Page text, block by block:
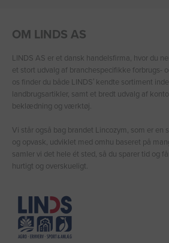
OM LINDS AS
LINDS AS er et dansk handelsfirma, hvor du
et stort udvalg af branchespecifikke forbrugs-
os finder du både LINDS′ kendte sortiment
landbrugsartikler, samt et bredt udvalg af
beklædning og værktøj.
Vi står også bag brandet Lincozym, som er en
og opvask, udviklet med omhu baseret på
samler vi det hele ét sted, så du sparer tid og
hurtigt og overskueligt.